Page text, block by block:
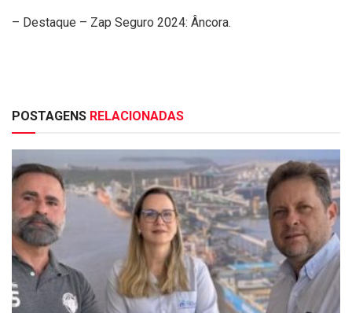
– Destaque – Zap Seguro 2024: Âncora.
POSTAGENS RELACIONADAS